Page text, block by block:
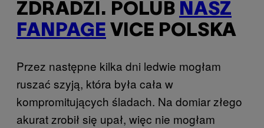
ZDRADZI. POLUB NASZ
FANPAGE VICE POLSKA
Przez następne kilka dni ledwie mogłam
ruszać szyją, która była cała w
kompromitujących śladach. Na domiar złego
akurat zrobił się upał, więc nie mogłam